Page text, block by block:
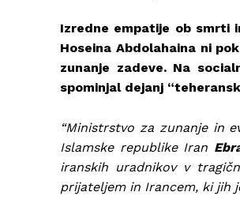
Izredne empatije ob smrti
Hoseina Abdolahaina ni
zunanje zadeve. Na
spominjal dejanj
“Ministrstvo za zunanje in
Islamske republike Iran
iranskih uradnikov v
prijateljem in Irancem, ki jih